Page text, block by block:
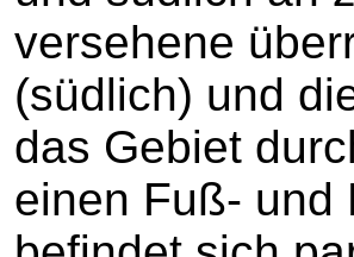
versehene
(südlich) und
das Gebiet
einen Fuß- und